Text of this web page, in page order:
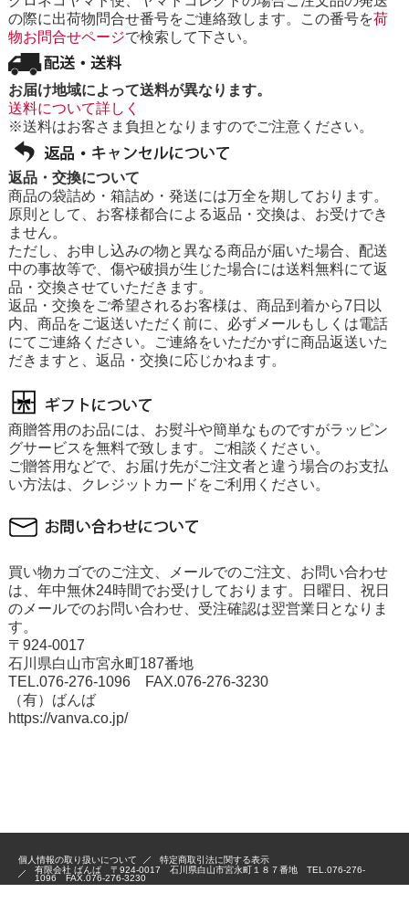
の際に出荷物問合せ番号をご連絡致します。この番号を荷
物お問合せページで検索して下さい。
お届け地域によって送料が異なります。
送料について詳しく
※送料はお客さま負担となりますのでご注意ください。
返品・交換について
商品の袋詰め・箱詰め・発送には万全を期しております。
原則として、お客様都合による返品・交換は、お受けでき
ません。
ただし、お申し込みの物と異なる商品が届いた場合、配送
中の事故等で、傷や破損が生じた場合には送料無料にて返
品・交換させていただきます。
返品・交換をご希望されるお客様は、商品到着から7日以
内、商品をご返送いただく前に、必ずメールもしくは電話
にてご連絡ください。ご連絡をいただかずに商品返送いた
だきますと、返品・交換に応じかねます。
商贈答用のお品には、お熨斗や簡単なものですがラッピン
グサービスを無料で致します。ご相談ください。
ご贈答用などで、お届け先がご注文者と違う場合のお支払
い方法は、クレジットカードをご利用ください。
買い物カゴでのご注文、メールでのご注文、お問い合わせ
は、年中無休24時間でお受けしております。日曜日、祝日
のメールでのお問い合わせ、受注確認は翌営業日となりま
す。
〒924-0017
石川県白山市宮永町187番地
TEL.076-276-1096 FAX.076-276-3230
（有）ばんば
https://vanva.co.jp/
個人情報の取り扱いについて
特定商取引法に関する表示
有限会社 ばんば 〒924-0017 石川県白山市宮永町１８７番地 TEL.076-276-
1096 FAX.076-276-3230